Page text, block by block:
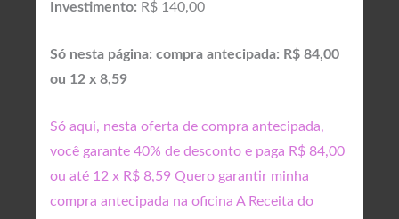
Investimento: R$ 140,00
Só nesta página: compra antecipada: R$ 84,00
ou 12 x 8,59
Só aqui, nesta oferta de compra antecipada,
você garante 40% de desconto e paga R$ 84,00
ou até 12 x R$ 8,59 Quero garantir minha
compra antecipada na oficina A Receita do